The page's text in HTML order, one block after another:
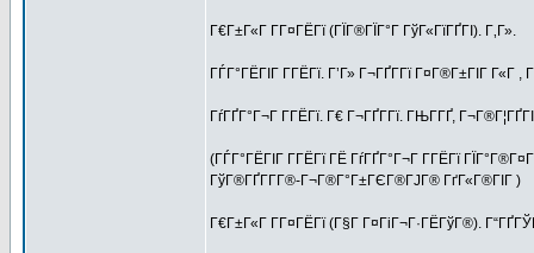
Г€Г±Г«Г Г­Г¤ГЁГї (ГЇГ®ГЇГ°Г ГўГ«ГїГҐГІ). Г‚Г».
ГЃГ°ГЁГІГ Г­ГЁГї. Г’Г» Г¬ГҐГ­Гї Г¤Г®Г±ГІГ Г«Г ,
ГѓГҐГ°Г¬Г Г­ГЁГї. Г€ Г¬ГҐГ­Гї. ГЊГ­ГҐ,
(ГЃГ°ГЁГІГ Г­ГЁГї ГЁ ГѓГҐГ°Г¬Г Г­ГЁГї
ГўГ®ГҐГ­Г­Г®-Г¬Г®Г°Г±ГЄГ®ГЈГ® ГґГ«Г®ГІГ )
Г€Г±Г«Г Г­Г¤ГЁГї (Г§Г Г¤ГіГ¬Г·ГЁГўГ®).